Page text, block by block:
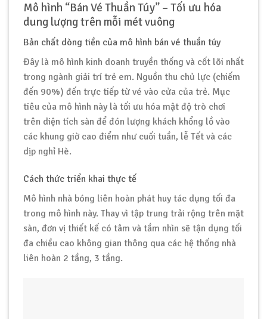
Mô hình “Bán Vé Thuần Túy” – Tối ưu hóa
dung lượng trên mỗi mét vuông
Bản chất dòng tiền của mô hình bán vé thuần túy
Đây là mô hình kinh doanh truyền thống và cốt lõi nhất
trong ngành giải trí trẻ em. Nguồn thu chủ lực (chiếm
đến 90%) đến trực tiếp từ vé vào cửa của trẻ. Mục
tiêu của mô hình này là tối ưu hóa mật độ trò chơi
trên diện tích sàn để đón lượng khách khổng lồ vào
các khung giờ cao điểm như cuối tuần, lễ Tết và các
dịp nghỉ Hè.
Cách thức triển khai thực tế
Mô hình nhà bóng liên hoàn phát huy tác dụng tối đa
trong mô hình này. Thay vì tập trung trải rộng trên mặt
sàn, đơn vị thiết kế có tâm và tầm nhìn sẽ tận dụng tối
đa chiều cao không gian thông qua các hệ thống nhà
liên hoàn 2 tầng, 3 tầng.